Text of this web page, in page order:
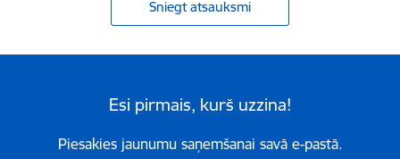
Sniegt atsauksmi
Esi pirmais, kurš uzzina!
Piesakies jaunumu saņemšanai savā e-pastā.